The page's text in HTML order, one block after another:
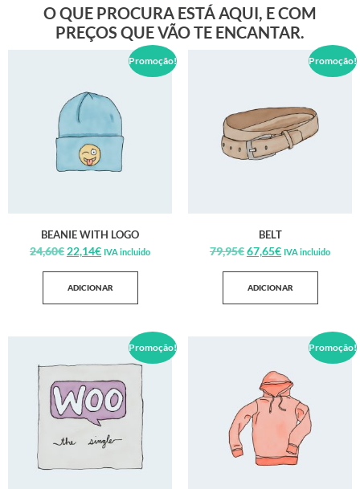
O QUE PROCURA ESTÁ AQUI, E COM
PREÇOS QUE VÃO TE ENCANTAR.
Promoção!
BEANIE WITH LOGO
24,60€ 22,14€ IVA incluido
ADICIONAR
Promoção!
BELT
79,95€67,65€ IVA incluido
ADICIONAR
Promoção! Promoção!